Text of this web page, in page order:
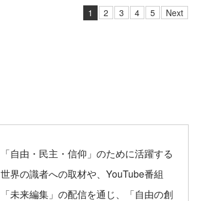
1 2 3 4 5 Next
「自由・民主・信仰」のために活躍する
世界の識者への取材や、YouTube番組
「未来編集」の配信を通じ、「自由の創